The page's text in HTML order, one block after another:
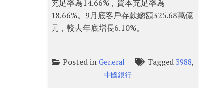
充足率為14.66%，資本充足率為
18.66%。9月底客戶存款總額325.68萬億
元，較去年底增長6.10%。
Posted inGeneral Tagged 3988,
中國銀行